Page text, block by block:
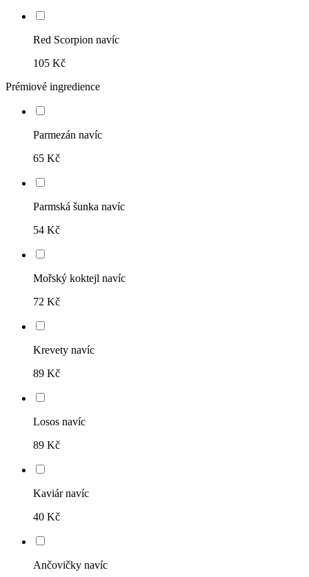
Red Scorpion navíc
105 Kč
Prémiové ingredience
Parmezán navíc
65 Kč
Parmská šunka navíc
54 Kč
Mořský koktejl navíc
72 Kč
Krevety navíc
89 Kč
Losos navíc
89 Kč
Kaviár navíc
40 Kč
Ančovičky navíc